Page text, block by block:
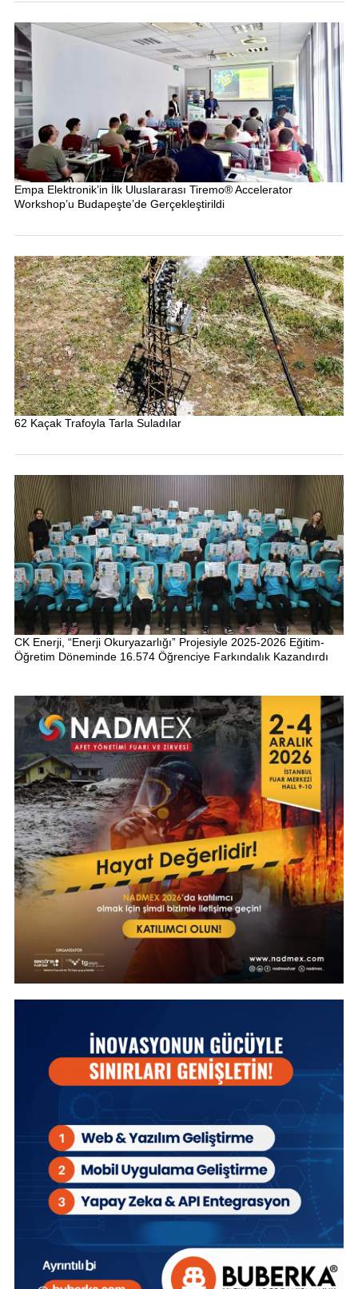
Empa Elektronik’in İlk Uluslararası Tiremo® Accelerator
Workshop’u Budapeşte’de Gerçekleştirildi
62 Kaçak Trafoyla Tarla Suladılar
CK Enerji, “Enerji Okuryazarlığı” Projesiyle 2025-2026 Eğitim-
Öğretim Döneminde 16.574 Öğrenciye Farkındalık Kazandırdı